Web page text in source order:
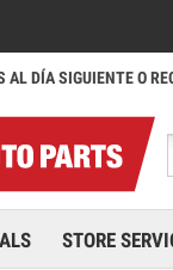
AL DÍA SIGUIENTE O
STORE